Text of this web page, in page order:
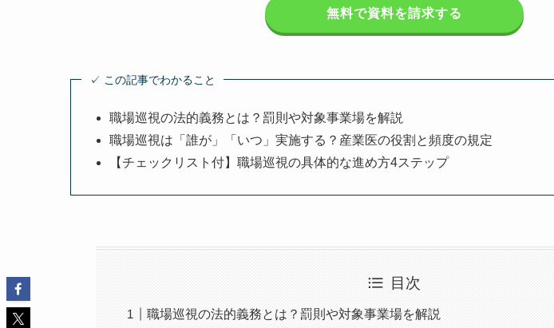
無料で資料を請求する
✓ この記事でわかること
職場巡視の法的義務とは？罰則や対象事業場を解説
職場巡視は「誰が」「いつ」実施する？産業医の役割と頻度の規定
【チェックリスト付】職場巡視の具体的な進め方4ステップ
目次
職場巡視の法的義務とは？罰則や対象事業場を解説